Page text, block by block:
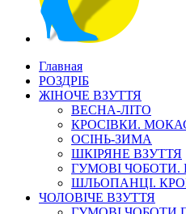
Главная
РОЗДРІБ
ЖІНОЧЕ ВЗУТТЯ
ВЕСНА-ЛІТО
КРОСІВКИ.
ОСІНЬ-ЗИМА
ШКІРЯНЕ ВЗУТТЯ
ГУМОВІ ЧОБОТИ.
ШЛЬОПАНЦІ.
ЧОЛОВІЧЕ ВЗУТТЯ